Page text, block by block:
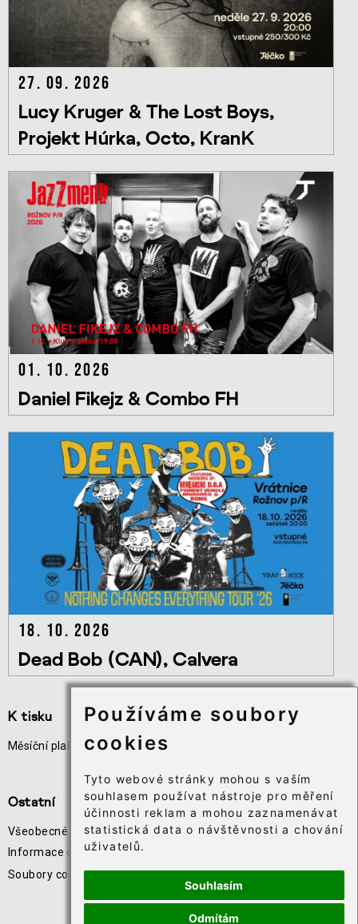
Používáme soubory
cookies
Tyto webové stránky mohou s vaším
souhlasem používat nástroje pro měření
účinnosti reklam a mohou zaznamenávat
statistická data o návštěvnosti a chování
uživatelů.
Souhlasím
Odmítám
27. 09. 2026
Lucy Kruger & The Lost Boys,
Projekt Húrka, Octo, KranK
01. 10. 2026
Daniel Fikejz & Combo FH
18. 10. 2026
Dead Bob (CAN), Calvera
K tisku
Měsíční plakát akcí
Užitečné odkazy
Ostatní
Všeobecné obchodní podmínky
Informace o zpracování osobních údajů
Soubory cookie⸱